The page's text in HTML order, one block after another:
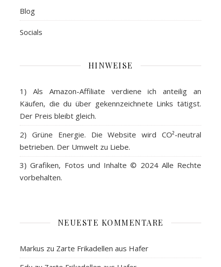
Blog
Socials
HINWEISE
1) Als Amazon-Affiliate verdiene ich anteilig an
Käufen, die du über gekennzeichnete Links tätigst.
Der Preis bleibt gleich.
2) Grüne Energie. Die Website wird CO²-neutral
betrieben. Der Umwelt zu Liebe.
3)Grafiken, Fotos und Inhalte © 2024 Alle Rechte
vorbehalten.
NEUESTE KOMMENTARE
Markus zu Zarte Frikadellen aus Hafer